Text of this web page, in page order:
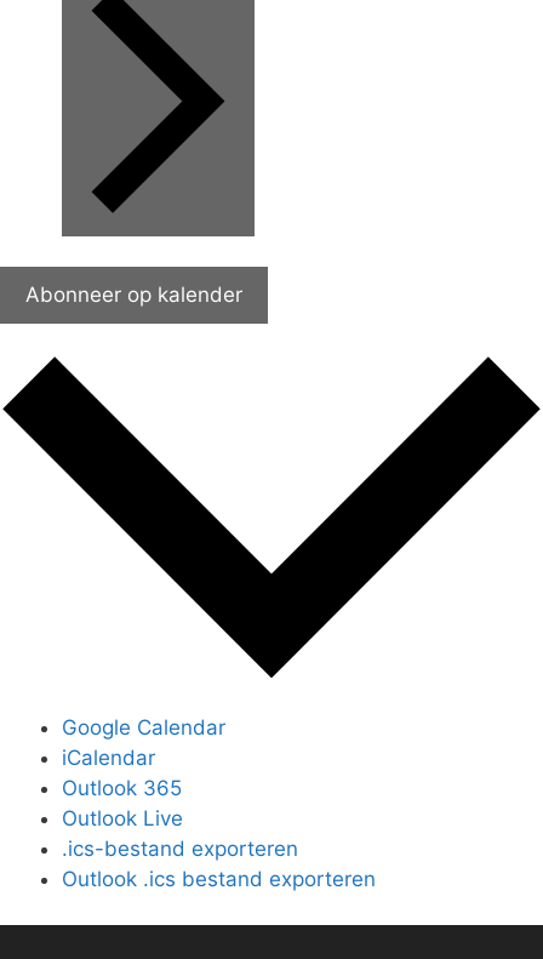
Abonneer op kalender
Google Calendar
iCalendar
Outlook 365
Outlook Live
.ics-bestand exporteren
Outlook .ics bestand exporteren